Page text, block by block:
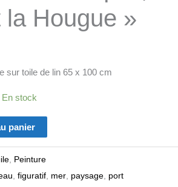
la Hougue »
sur toile de lin 65 x 100 cm
En stock
panier
Peinture
figuratif mer paysage port